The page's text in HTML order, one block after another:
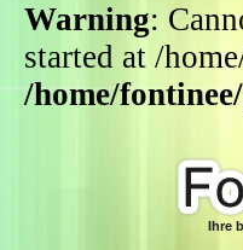
Warning:
started at /
/home/
Ihre